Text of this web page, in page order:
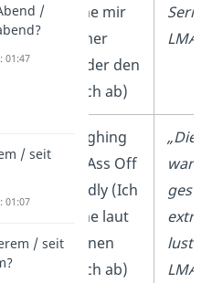
lache mir
immer
wieder den
Arsch ab)
Serie
Laughing
My Ass Off
Loudly (Ich
lache laut
meinen
Arsch ab)
„Die
war
lustig,
/
01:47
/ seit
01:07
/ seit